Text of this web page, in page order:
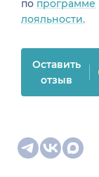
по программе
лояльности.
Оставить
отзыв